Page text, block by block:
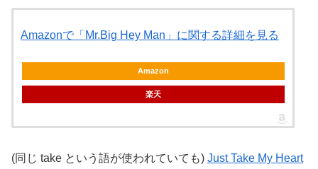
Amazonで「Mr.Big Hey Man」に関する詳細を見る
Amazon
楽天
(同じ take という語が使われていても) Just Take My Heart